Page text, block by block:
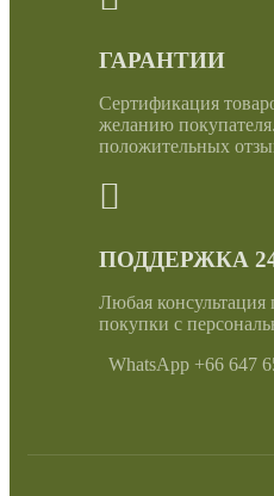
ГАРАНТИИ
Сертификация
желанию
положительных
ПОДДЕРЖКА
Любая
покупки с
WhatsApp +66 647